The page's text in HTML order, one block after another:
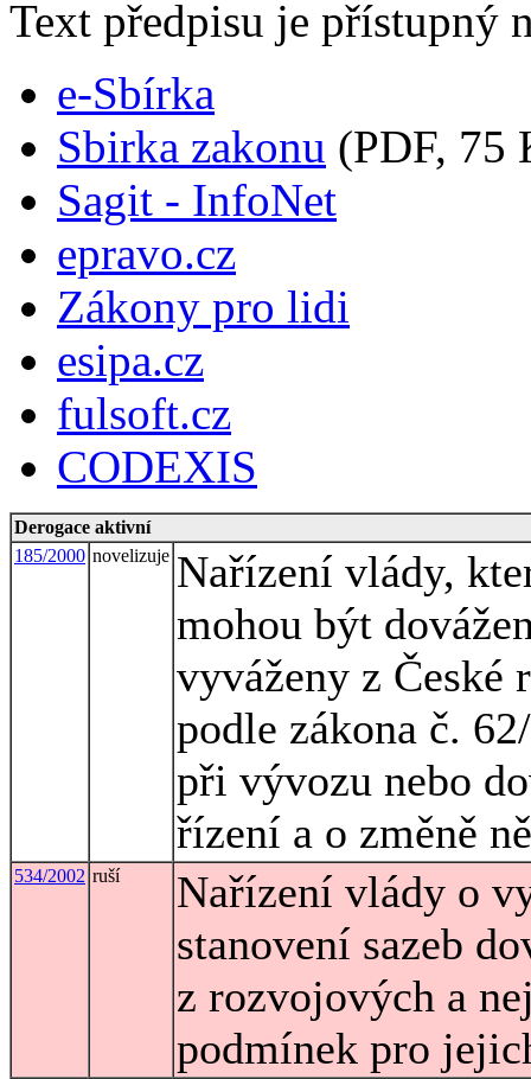
Text předpisu je přístupný
e-Sbírka
Sbirka zakonu (PDF, 75
Sagit - InfoNet
epravo.cz
Zákony pro lidi
esipa.cz
fulsoft.cz
CODEXIS
Derogace aktivní
185/2000 novelizuje Nařízení vlády,
mohou být
vyváženy z České
podle zákona č.
při vývozu nebo
řízení a o změně
534/2002 ruší
Nařízení vlády o
stanovení sazeb
z rozvojových a
podmínek pro